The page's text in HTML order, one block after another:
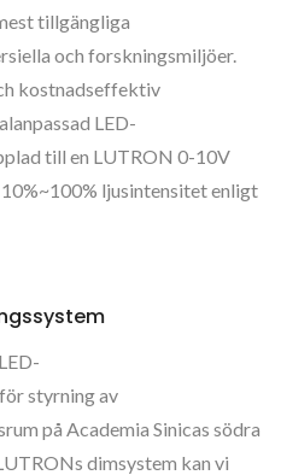
tillgängliga
och forskningsmiljöer.
kostnadseffektiv
LED-
till en LUTRON 0-10V
ljusintensitet enligt
styrning av
på Academia Sinicas södra
dimsystem kan vi